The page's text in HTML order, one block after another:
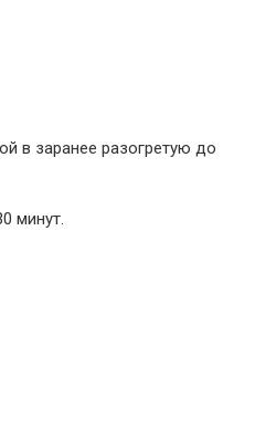
в заранее разогретую до
минут.